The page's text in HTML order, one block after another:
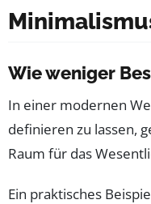
Wie weniger
In einer modernen
definieren zu lassen,
Raum für das
Ein praktisches